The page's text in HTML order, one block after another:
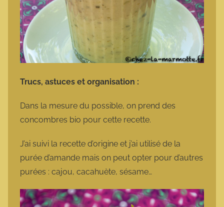
Trucs, astuces et organisation :
Dans la mesure du possible, on prend des
concombres bio pour cette recette.
J’ai suivi la recette d’origine et j’ai utilisé de la
purée d’amande mais on peut opter pour d’autres
purées : cajou, cacahuète, sésame…